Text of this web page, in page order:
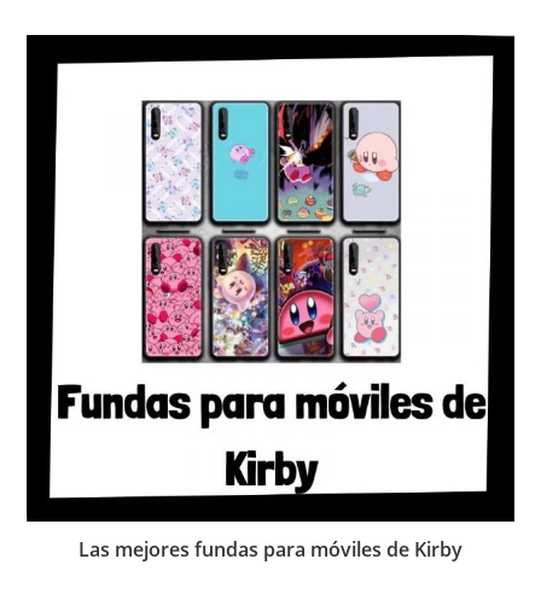
Las mejores fundas para móviles de Kirby